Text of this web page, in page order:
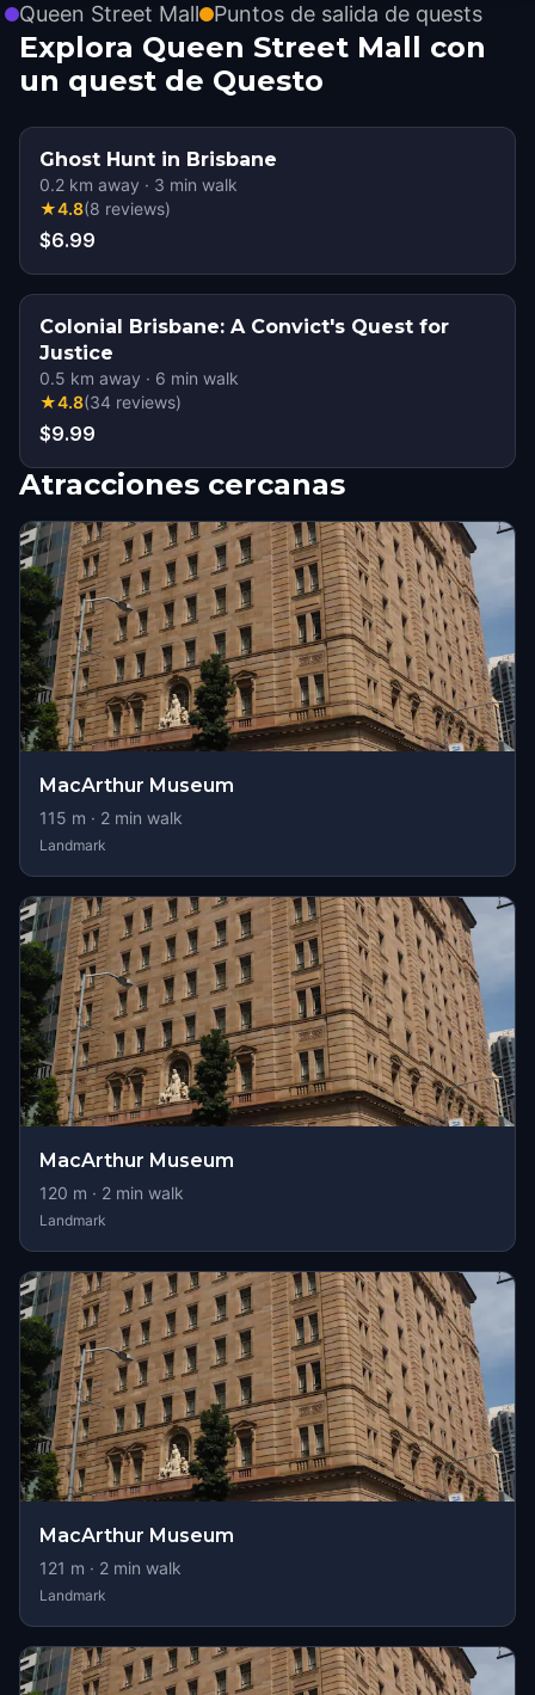
Queen Street Mall Puntos de salida de quests
Explora Queen Street Mall con
un quest de Questo
Ghost Hunt in Brisbane
0.2 km away · 3 min walk
★4.8(8 reviews)
$6.99
Colonial Brisbane: A Convict's Quest for
Justice
0.5 km away · 6 min walk
★4.8(34 reviews)
$9.99
Atracciones cercanas
MacArthur Museum
115 m · 2 min walk
Landmark
MacArthur Museum
120 m · 2 min walk
Landmark
MacArthur Museum
121 m · 2 min walk
Landmark